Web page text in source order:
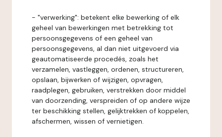
- "verwerking": betekent elke bewerking of elk
geheel van bewerkingen met betrekking tot
persoonsgegevens of een geheel van
persoonsgegevens, al dan niet uitgevoerd via
geautomatiseerde procedés, zoals het
verzamelen, vastleggen, ordenen, structureren,
opslaan, bijwerken of wijzigen, opvragen,
raadplegen, gebruiken, verstrekken door middel
van doorzending, verspreiden of op andere wijze
ter beschikking stellen, gelijktrekken of koppelen,
afschermen, wissen of vernietigen.